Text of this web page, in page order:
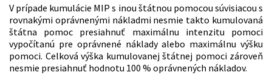
V prípade kumulácie MIP s inou štátnou pomocou súvisiacou s
rovnakými oprávnenými nákladmi nesmie takto kumulovaná
štátna pomoc presiahnuť maximálnu intenzitu pomoci
vypočítanú pre oprávnené náklady alebo maximálnu výšku
pomoci. Celková výška kumulovanej štátnej pomoci zároveň
nesmie presiahnuť hodnotu 100 % oprávnených nákladov.